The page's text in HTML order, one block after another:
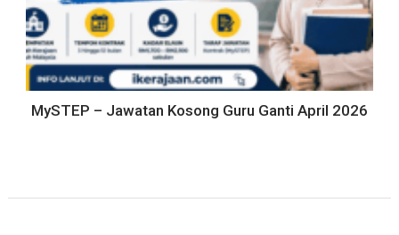
MySTEP – Jawatan Kosong Guru Ganti April 2026